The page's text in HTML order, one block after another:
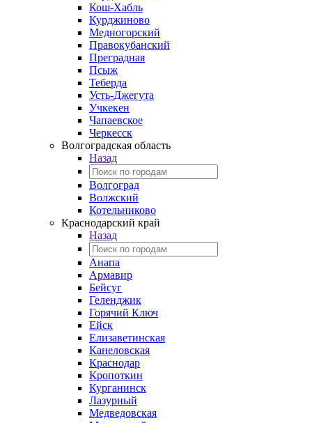
Кош-Хабль
Курджиново
Медногорский
Правокубанский
Преградная
Псыж
Теберда
Усть-Джегута
Учкекен
Чапаевское
Черкесск
Волгоградская область
Назад
Волгоград
Волжский
Котельниково
Краснодарский край
Назад
Анапа
Армавир
Бейсуг
Геленджик
Горячий Ключ
Ейск
Елизаветинская
Канеловская
Краснодар
Кропоткин
Курганинск
Лазурный
Медведовская